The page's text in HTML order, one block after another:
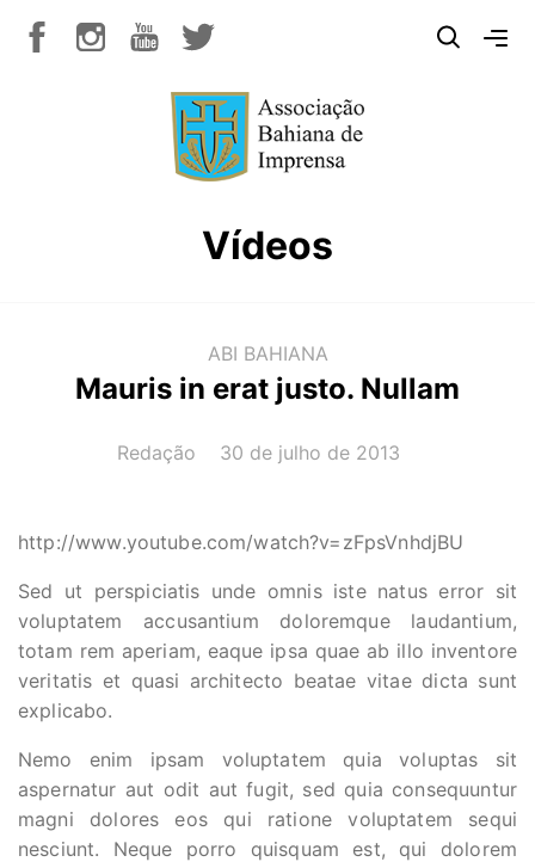
Vídeos
ABI BAHIANA
Mauris in erat justo. Nullam
AUTOR(A):
Redação DATA:
30 de julho de 2013
http://www.youtube.com/watch?v=zFpsVnhdjBU
Sed ut perspiciatis unde omnis iste natus error sit
voluptatem accusantium doloremque laudantium,
totam rem aperiam, eaque ipsa quae ab illo inventore
veritatis et quasi architecto beatae vitae dicta sunt
explicabo.
Nemo enim ipsam voluptatem quia voluptas sit
aspernatur aut odit aut fugit, sed quia consequuntur
magni dolores eos qui ratione voluptatem sequi
nesciunt. Neque porro quisquam est, qui dolorem